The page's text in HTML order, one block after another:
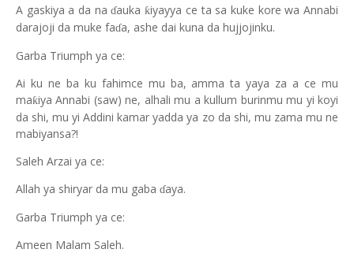
A gaskiya a da naɗaukaƙiyayya ce ta sa kuke kore wa Annabi
darajoji da muke faɗa, ashe dai kuna da hujjojinku.
Garba Triumph ya ce:
Ai ku ne ba ku fahimce mu ba, amma ta yaya za a ce mu
maƙiya Annabi (saw) ne, alhali mu a kullum burinmu mu yi koyi
da shi, mu yi Addini kamar yadda ya zo da shi, mu zama mu ne
mabiyansa?!
Saleh Arzai ya ce:
Allah ya shiryar da mu gaba ɗaya.
Garba Triumph ya ce:
Ameen Malam Saleh.